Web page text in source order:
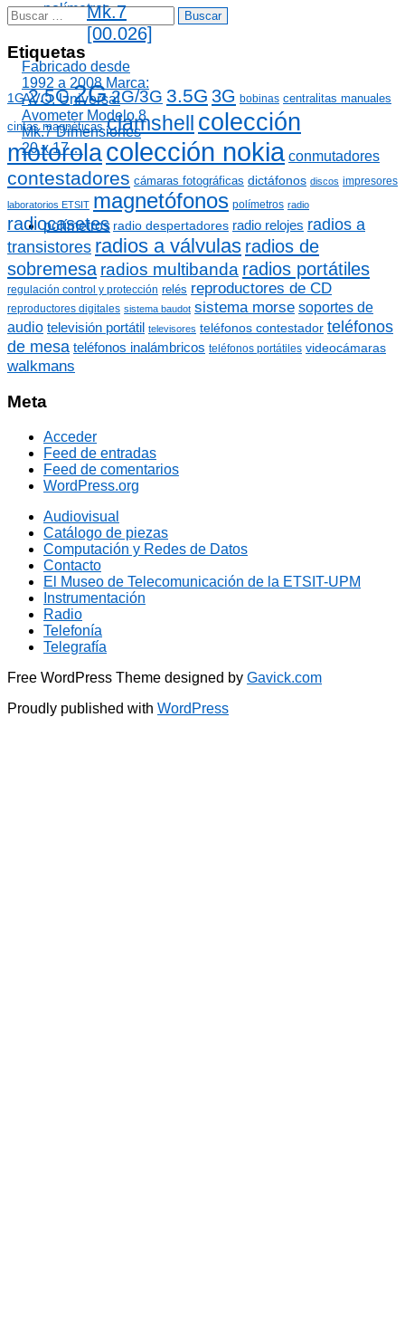
polímetros
Mk.7
[00.026]
Fabricado desde
1992 a 2008 Marca:
AVO, Universal
Avometer Modelo 8
Mk.7 Dimensiones
20 x 17…
polímetros
g
o
í
B
u
s
c
r
Etiquetas
1G 2.5G2G2G/3G 3.5G 3G bobinas centralitas manuales
cintas magnéticas clamshell
colección
motorolacolección nokia conmutadores
contestadores cámaras fotográficas dictáfonos discos impresores
laboratorios ETSIT magnetófonos polímetros radio
radiocasetes radio despertadores radio relojes radios a
transistores radios a válvulas radios de
sobremesa radios multibanda radios portátiles
regulación control y protección relés reproductores de CD
reproductores digitales sistema baudot sistema morse soportes de
audio televisión portátil televisores teléfonos contestador teléfonos
de mesa teléfonos inalámbricos teléfonos portátiles videocámaras
walkmans
Meta
Acceder
Feed de entradas
Feed de comentarios
WordPress.org
Audiovisual
Catálogo de piezas
Computación y Redes de Datos
Contacto
El Museo de Telecomunicación de la ETSIT-UPM
Instrumentación
Radio
Telefonía
Telegrafía
Free WordPress Theme designed by Gavick.com
Proudly published with WordPress